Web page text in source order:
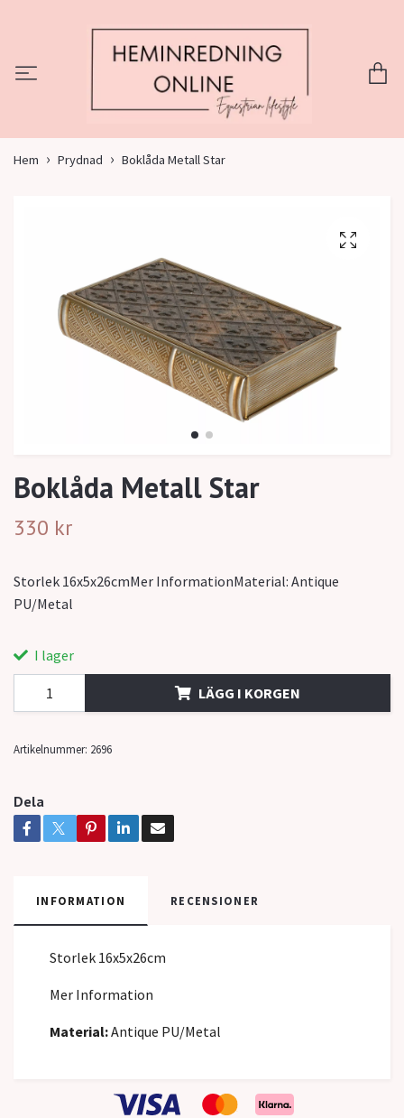
Hem Prydnad Boklåda Metall Star
Boklåda Metall Star
330 kr
Storlek 16x5x26cmMer InformationMaterial: Antique
PU/Metal
I lager
LÄGG I KORGEN
Artikelnummer: 2696
Dela
INFORMATION RECENSIONER
Storlek 16x5x26cm
Mer Information
Material:Antique PU/Metal